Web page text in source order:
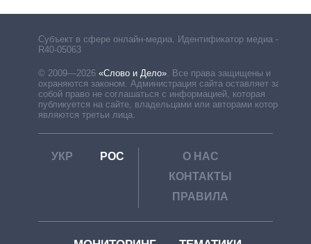
Субъект в сфере онлайн-медиа. Идентификатор медиа –
R40-05063
© 2009—2026 «Слово и Дело». Все права защищены и
охраняются законом. Администрация сайта оставляет за
собой право не соглашаться с информацией, которая
публикуется на сайте, владельцами или авторами которой
являются третьи лица.
УКР РОС
О НАС
КОНТАКТЫ
ПРАВИЛА